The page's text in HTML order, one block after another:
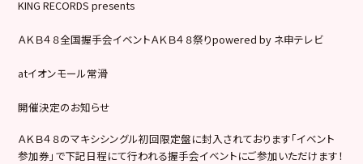
KING RECORDS presents
ＡＫＢ４８全国握手会イベントＡＫＢ４８祭りpowered by ネ申テレビ
atイオンモール常滑
開催決定のお知らせ
ＡＫＢ４８のマキシシングル初回限定盤に封入されております「イベント
参加券」で下記日程にて行われる握手会イベントにご参加いただけます！